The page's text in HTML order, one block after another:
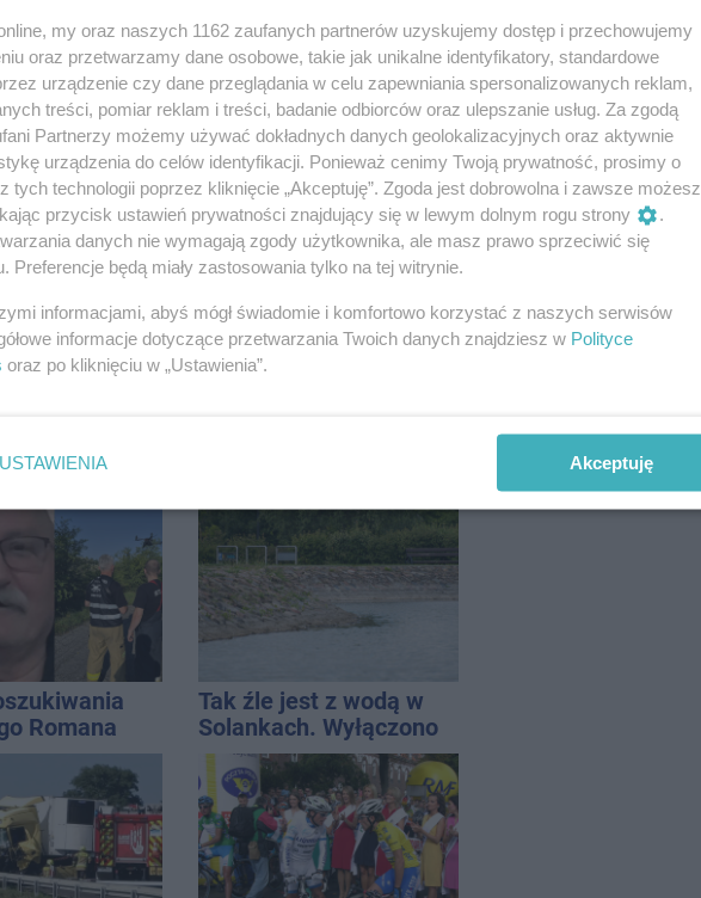
kobiety na
Trafiła do
Romana
Tak źle jest z wodą w
Solankach. Wyłączono
fontannę i zaplanowano
dolewkę
my oraz naszych 1162 zaufanych partnerów uzyskujemy dostęp i przechowujemy
oraz przetwarzamy dane osobowe, takie jak unikalne identyfikatory, standardowe
urządzenie czy dane przeglądania w celu zapewniania spersonalizowanych reklam,
treści, pomiar reklam i treści, badanie odbiorców oraz ulepszanie usług. Za zgodą
Partnerzy możemy używać dokładnych danych geolokalizacyjnych oraz aktywnie
urządzenia do celów identyfikacji. Ponieważ cenimy Twoją prywatność, prosimy o
tych technologii poprzez kliknięcie „Akceptuję”. Zgoda jest dobrowolna i zawsze możesz
przycisk ustawień prywatności znajdujący się w lewym dolnym rogu strony
.
danych nie wymagają zgody użytkownika, ale masz prawo sprzeciwić się
Preferencje będą miały zastosowania tylko na tej witrynie.
informacjami, abyś mógł świadomie i komfortowo korzystać z naszych serwisów
informacje dotyczące przetwarzania Twoich danych znajdziesz w Polityce
oraz po kliknięciu w „Ustawienia”.
USTAWIENIA Akceptuję